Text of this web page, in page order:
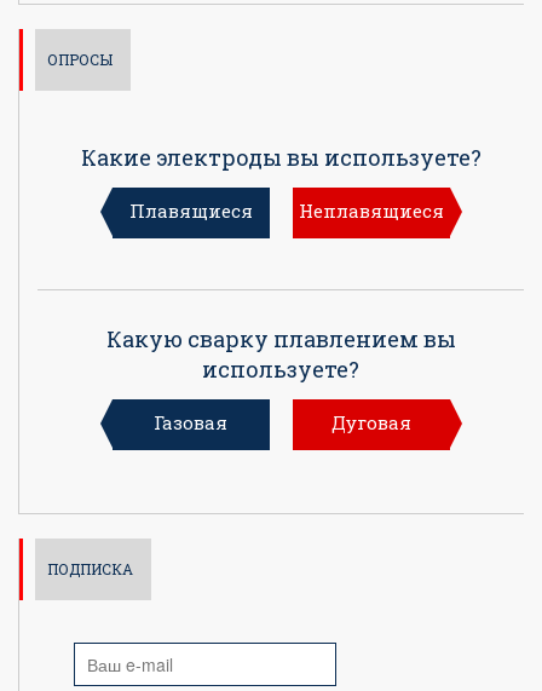
ОПРОСЫ
Какие электроды вы используете?
Плавящиеся Неплавящиеся
Какую сварку плавлением вы
используете?
Газовая Дуговая
ПОДПИСКА